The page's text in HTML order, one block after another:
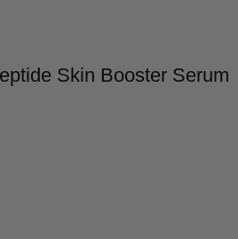
Skin Booster Serum